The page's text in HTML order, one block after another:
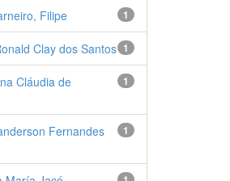
1
Filipe
1
Clay dos Santos
1
Cláudia de
1
Fernandes